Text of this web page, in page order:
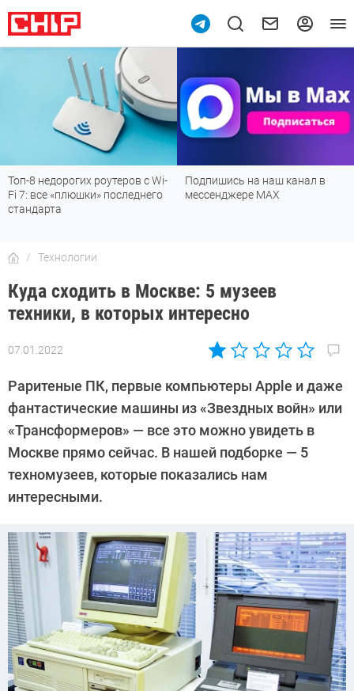
Топ-8 недорогих роутеров с Wi-
Fi 7: все «плюшки» последнего
стандарта
Подпишись на наш канал в
мессенджере МАХ
Технологии
Куда сходить в Москве: 5 музеев
техники, в которых интересно
07.01.2022
Автор:
Воробьев
Раритеные ПК, первые компьютеры Apple и даже
фантастические машины из «Звездных войн» или
«Трансформеров» — все это можно увидеть в
Москве прямо сейчас. В нашей подборке — 5
техномузеев, которые показались нам
интересными.